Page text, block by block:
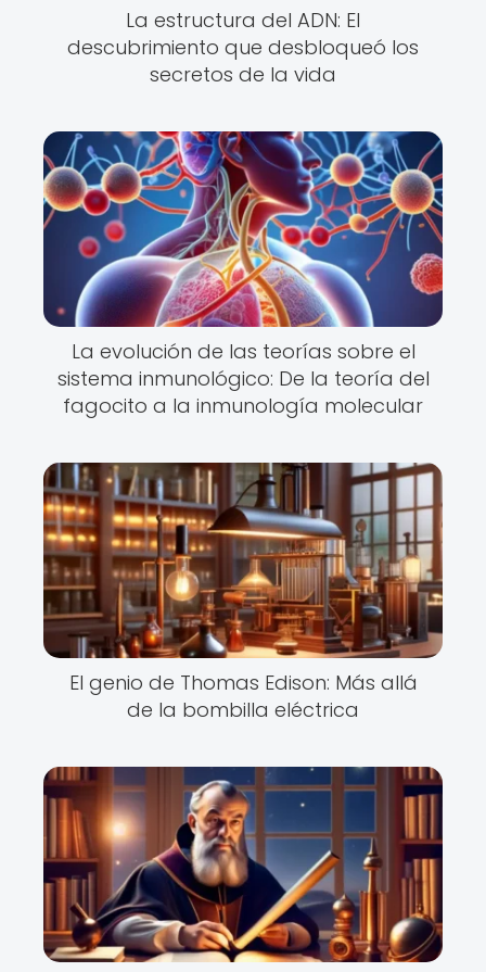
La estructura del ADN: El
descubrimiento que desbloqueó los
secretos de la vida
La evolución de las teorías sobre el
sistema inmunológico: De la teoría del
fagocito a la inmunología molecular
El genio de Thomas Edison: Más allá
de la bombilla eléctrica